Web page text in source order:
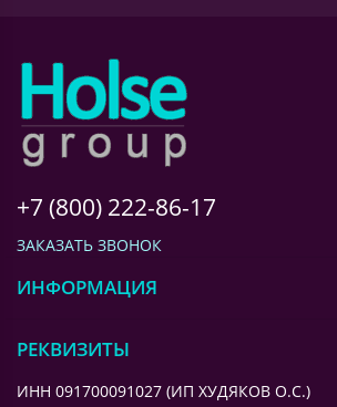
+7 (800) 222-86-17
ЗАКАЗАТЬ ЗВОНОК
ИНФОРМАЦИЯ
РЕКВИЗИТЫ
ИНН 091700091027 (ИП ХУДЯКОВ О.С.)